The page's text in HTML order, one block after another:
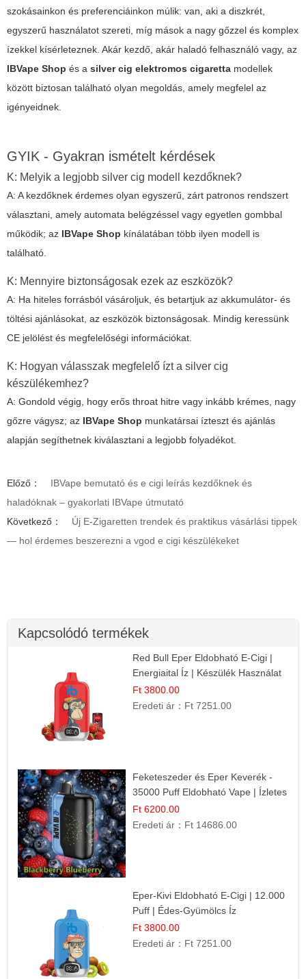
szokásainkon és preferenciáinkon múlik: van, aki a diszkrét,
egyszerű használatot szereti, míg mások a nagy gőzzel és komplex
ízekkel kísérleteznek. Akár kezdő, akár haladó felhasználó vagy, az
IBVape Shop és a silver cig elektromos cigaretta modellek
között biztosan található olyan megoldás, amely megfelel az
igényeidnek.
GYIK - Gyakran ismételt kérdések
K: Melyik a legjobb silver cig modell kezdőknek?
A: A kezdőknek érdemes olyan egyszerű, zárt patronos rendszert
választani, amely automata belégzéssel vagy egyetlen gombbal
működik; az IBVape Shop kínálatában több ilyen modell is
található.
K: Mennyire biztonságosak ezek az eszközök?
A: Ha hiteles forrásból vásároljuk, és betartjuk az akkumulátor- és
töltési ajánlásokat, az eszközök biztonságosak. Mindig keressünk
CE jelölést és megfelelőségi információkat.
K: Hogyan válasszak megfelelő ízt a silver cig
készülékemhez?
A: Gondold végig, hogy erős throat hitre vagy inkább krémes, nagy
gőzre vágysz; az IBVape Shop munkatársai ízteszt és ajánlás
alapján segíthetnek kiválasztani a legjobb folyadékot.
Előző：
IBVape bemutató és e cigi leírás kezdőknek és
haladóknak – gyakorlati IBVape útmutató
Következő：
Új E-Zigaretten trendek és praktikus vásárlási tippek
— hol érdemes beszerezni a vgod e cigi készülékeket
Kapcsolódó termékek
Red Bull Eper Eldobható E-Cigi |
Energiaital Íz | Készülék Használat
Ft 3800.00
Eredeti ár： Ft 7251.00
Feketeszeder és Eper Keverék -
35000 Puff Eldobható Vape | Ízletes
Gyümölcsökombináció!
Ft 6200.00
Eredeti ár： Ft 14686.00
Eper-Kivi Eldobható E-Cigi | 12.000
Puff | Édes-Gyümölcs Íz
Ft 3800.00
Eredeti ár： Ft 7251.00